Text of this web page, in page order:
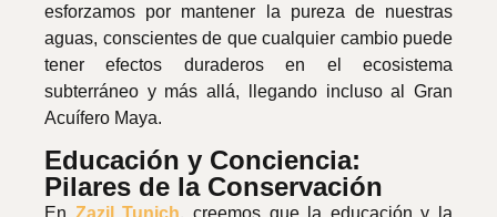
esforzamos por mantener la pureza de nuestras
aguas, conscientes de que cualquier cambio puede
tener efectos duraderos en el ecosistema
subterráneo y más allá, llegando incluso al Gran
Acuífero Maya.
Educación y Conciencia:
Pilares de la Conservación